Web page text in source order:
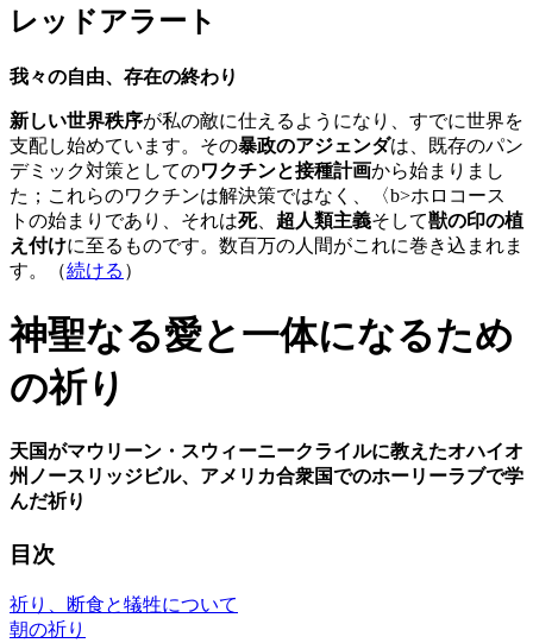
レッドアラート
我々の自由、存在の終わり
新しい世界秩序が私の敵に仕えるようになり、すでに世界を
支配し始めています。その暴政のアジェンダは、既存のパン
デミック対策としてのワクチンと接種計画から始まりまし
た；これらのワクチンは解決策ではなく、〈b>ホロコース
トの始まりであり、それは死、 超人類主義そして獣の印の植
え付けに至るものです。数百万の人間がこれに巻き込まれま
す。（続ける ）
神聖なる愛と一体になるため
の祈り
天国がマウリーン・スウィーニークライルに教えたオハイオ
州ノースリッジビル、アメリカ合衆国でのホーリーラブで学
んだ祈り
目次
祈り、断食と犠牲について
朝の祈り